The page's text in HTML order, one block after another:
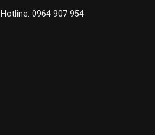
Hotline: 0964 907 954